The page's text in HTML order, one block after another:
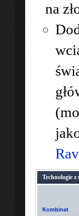
na
Technologie
Kombinat